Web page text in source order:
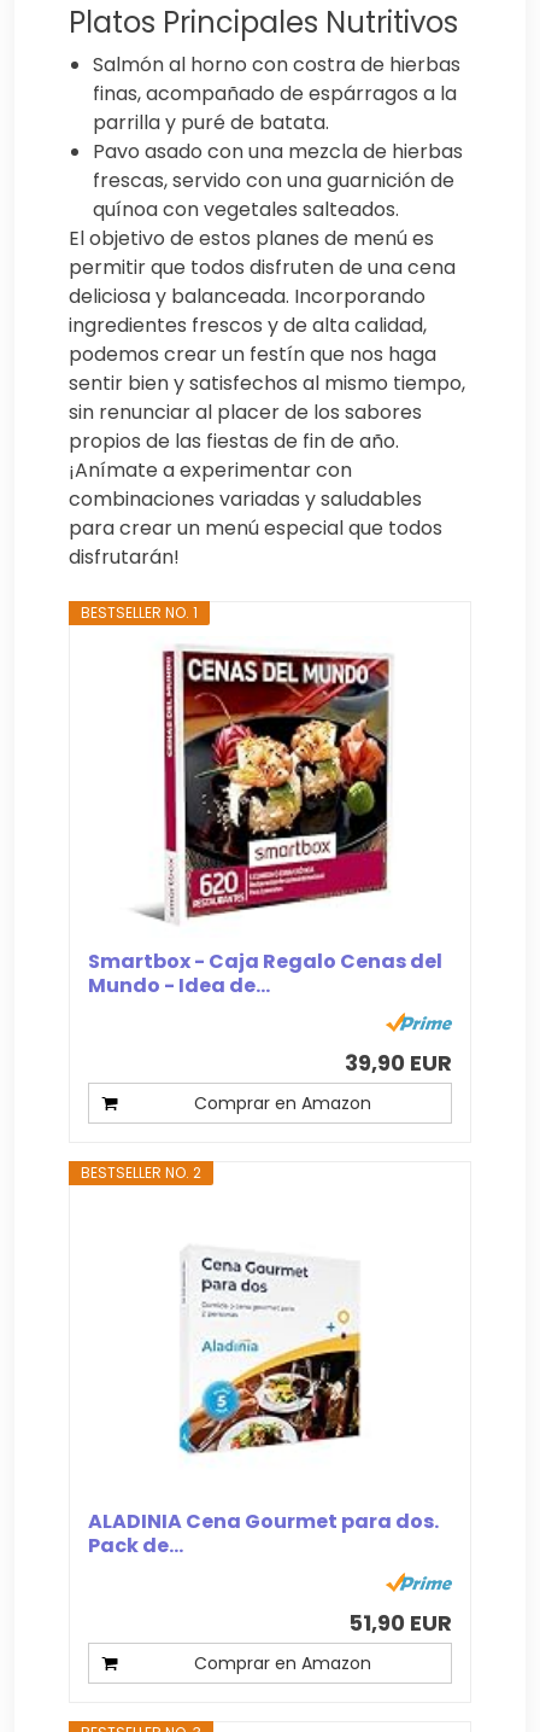
Platos Principales Nutritivos
Salmón al horno con costra de hierbas
finas, acompañado de espárragos a la
parrilla y puré de batata.
Pavo asado con una mezcla de hierbas
frescas, servido con una guarnición de
quínoa con vegetales salteados.
El objetivo de estos planes de menú es
permitir que todos disfruten de una cena
deliciosa y balanceada. Incorporando
ingredientes frescos y de alta calidad,
podemos crear un festín que nos haga
sentir bien y satisfechos al mismo tiempo,
sin renunciar al placer de los sabores
propios de las fiestas de fin de año.
¡Anímate a experimentar con
combinaciones variadas y saludables
para crear un menú especial que todos
disfrutarán!
BESTSELLER NO. 1
Smartbox - Caja Regalo Cenas del
Mundo - Idea de...
39,90 EUR
Comprar en Amazon
BESTSELLER NO. 2
ALADINIA Cena Gourmet para dos.
Pack de...
51,90 EUR
Comprar en Amazon